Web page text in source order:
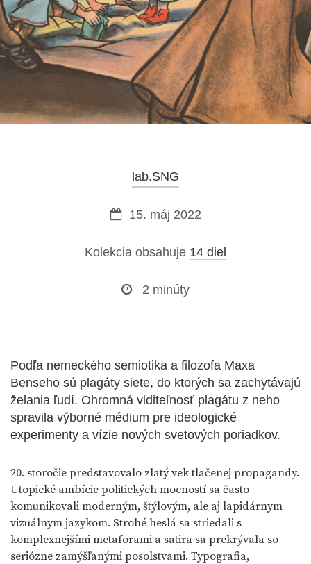
lab.SNG
15. máj 2022
Kolekcia obsahuje 14 diel
2 minúty
Podľa nemeckého semiotika a filozofa Maxa
Benseho sú plagáty siete, do ktorých sa zachytávajú
želania ľudí. Ohromná viditeľnosť plagátu z neho
spravila výborné médium pre ideologické
experimenty a vízie nových svetových poriadkov.
20. storočie predstavovalo zlatý vek tlačenej propagandy.
Utopické ambície politických mocností sa často
komunikovali moderným, štýlovým, ale aj lapidárnym
vizuálnym jazykom. Strohé heslá sa striedali s
komplexnejšími metaforami a satira sa prekrývala so
seriózne zamýšľanými posolstvami. Typografia,